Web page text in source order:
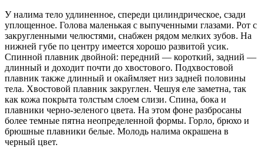
У налима тело удлиненное, спереди цилиндрическое, сзади
уплощенное. Голова маленькая с выпученными глазами. Рот с
закругленными челюстями, снабжен рядом мелких зубов. На
нижней губе по центру имеется хорошо развитой усик.
Спинной плавник двойной: передний — короткий, задний —
длинный и доходит почти до хвостового. Подхвостовой
плавник также длинный и окаймляет низ задней половины
тела. Хвостовой плавник закруглен. Чешуя еле заметна, так
как кожа покрыта толстым слоем слизи. Спина, бока и
плавники черно-зеленого цвета. На этом фоне разбросаны
более темные пятна неопределенной формы. Горло, брюхо и
брюшные плавники белые. Молодь налима окрашена в
черный цвет.